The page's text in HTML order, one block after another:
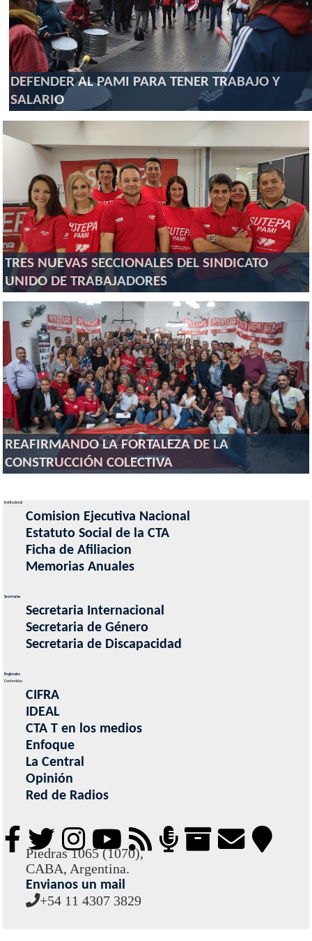
DEFENDER AL PAMI PARA TENER TRABAJO Y
SALARIO
TRES NUEVAS SECCIONALES DEL SINDICATO
UNIDO DE TRABAJADORES
REAFIRMANDO LA FORTALEZA DE LA
CONSTRUCCIÓN COLECTIVA
Institucional
Comision Ejecutiva Nacional
Estatuto Social de la CTA
Ficha de Afiliacion
Memorias Anuales
Secretarias
Secretaria Internacional
Secretaria de Género
Secretaria de Discapacidad
Regionales
Contenidos
CIFRA
IDEAL
CTA T en los medios
Enfoque
La Central
Opinión
Red de Radios
Piedras 1065 (1070),
CABA, Argentina.
Envianos un mail
+54 11 4307 3829